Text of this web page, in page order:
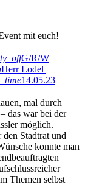
mit euch!
G/R/W
Herr Lodel
14.05.23
mal durch
das war bei der
möglich.
Stadtrat und
konnte man
Themen selbst